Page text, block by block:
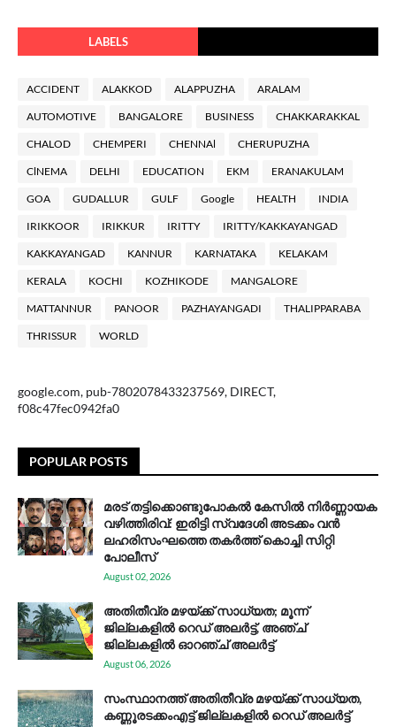
LABELS
ACCIDENT ALAKKOD ALAPPUZHA ARALAM
AUTOMOTIVE BANGALORE BUSINESS CHAKKARAKKAL
CHALOD CHEMPERI CHENNAl CHERUPUZHA
ClNEMA DELHI EDUCATION EKM ERANAKULAM
GOA GUDALLUR GULF Google HEALTH INDIA
IRIKKOOR IRIKKUR IRITTY IRITTY/KAKKAYANGAD
KAKKAYANGAD KANNUR KARNATAKA KELAKAM
KERALA KOCHI KOZHIKODE MANGALORE
MATTANNUR PANOOR PAZHAYANGADI THALIPPARABA
THRISSUR WORLD
google.com, pub-7802078433237569, DIRECT,
f08c47fec0942fa0
POPULAR POSTS
മരട് തട്ടിക്കൊണ്ടുപോകൽ കേസിൽ നിർണ്ണായക
വഴിത്തിരിവ്: ഇരിട്ടി സ്വദേശി അടക്കം വൻ
ലഹരിസംഘത്തെ തകർത്ത് കൊച്ചി സിറ്റി
പോലീസ്
August 02, 2026
അതിതീവ്ര മഴയ്ക്ക് സാധ്യത; മൂന്ന്
ജില്ലകളിൽ റെഡ് അലർട്ട്, അഞ്ച്
ജില്ലകളിൽ ഓറഞ്ച് അലർട്ട്
August 06, 2026
സം​സ്ഥാ​ന​ത്ത് അ​തി​തീ​വ്ര മ​ഴ​യ്ക്ക് സാ​ധ്യ​ത,
കണ്ണൂരടക്കംഎ​ട്ട് ജി​ല്ല​ക​ളി​ൽ റെ​ഡ് അ​ലർ​ട്ട്